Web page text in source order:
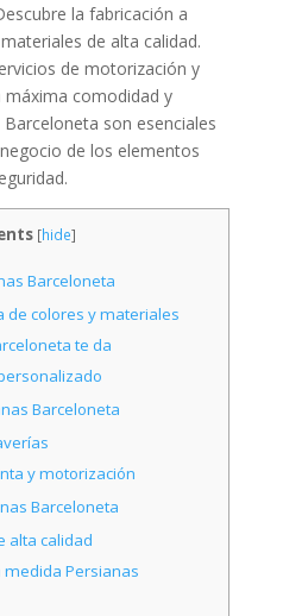
la fabricación a
de alta calidad.
de motorización y
máxima comodidad y
son esenciales
de los elementos
[hide]
Barceloneta
de colores y materiales
te da
Barceloneta
y motorización
Barceloneta
alta calidad
medida Persianas